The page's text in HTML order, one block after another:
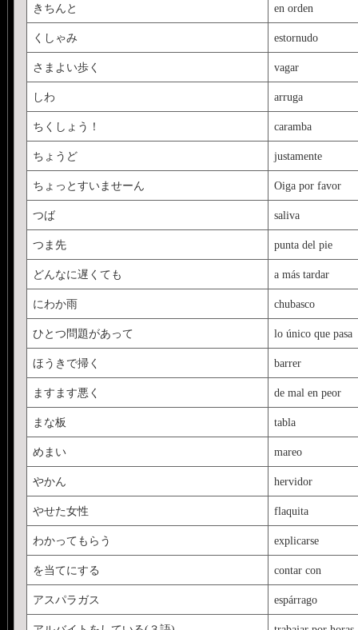
きちんと en orden
くしゃみ estornudo
さまよい歩く vagar
しわ arruga
ちくしょう！ caramba
ちょうど justamente
ちょっとすいませーん Oiga por favor
つば saliva
つま先 punta del pie
どんなに遅くても a más tardar
にわか雨 chubasco
ひとつ問題があって lo único que pasa
ほうきで掃く barrer
ますます悪く de mal en peor
まな板 tabla
めまい mareo
やかん hervidor
やせた女性 flaquita
わかってもらう explicarse
を当てにする contar con
アスパラガス espárrago